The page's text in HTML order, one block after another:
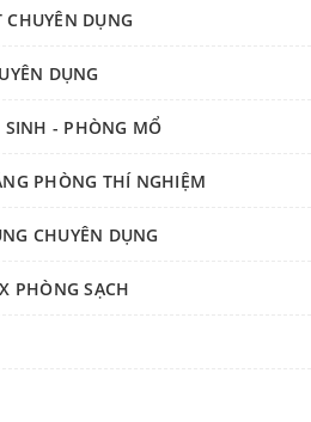
DỤNG
DỤNG
- PHÒNG MỔ
PHÒNG THÍ NGHIỆM
CHUYÊN DỤNG
PHÒNG SẠCH